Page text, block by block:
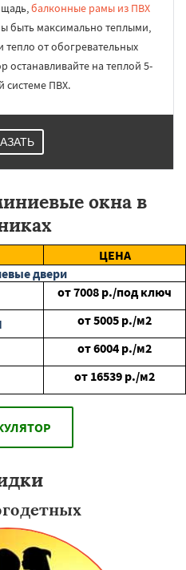
балконные рамы из ПВХ
быть максимально теплыми,
от обогревательных
останавливайте на теплой 5-
системе ПВХ.
окна в
ЦЕНА
двери
от7008 р./под ключ
от5005 р./м2
от6004 р./м2
от 16539 р./м2